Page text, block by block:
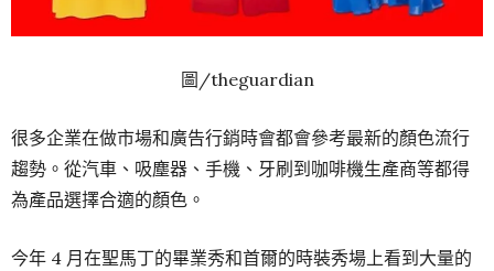
圖/theguardian
很多企業在做市場和廣告行銷時會都會參考最新的顏色流行
趨勢。從汽車、吸塵器、手機、牙刷到咖啡機生產商等都得
為產品選擇合適的顏色。
今年 4 月在聖馬丁的畢業秀和首爾的時裝秀場上看到大量的